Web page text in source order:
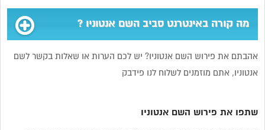
מה קורה באינטרנט סביב השם אנטוניו ?
אהבתם את פירוש השם אנטוניו? יש לכם הערות או שאלות בקשר לשם
אנטוניו, אתם מוזמנים לשלוח לנו פידבק
שתפו את פירוש השם אנטוניו